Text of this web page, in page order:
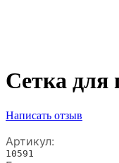
Сетка для
Написать отзыв
Артикул:
10591